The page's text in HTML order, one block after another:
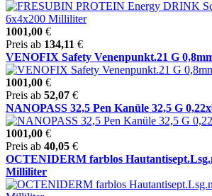
1001,00 €
Preis ab 134,11 €
VENOFIX Safety Venenpunkt.21 G
1001,00 €
Preis ab 52,07 €
NANOPASS 32,5 Pen Kanüle 32,5 G
1001,00 €
Preis ab 40,05 €
OCTENIDERM farblos
Milliliter